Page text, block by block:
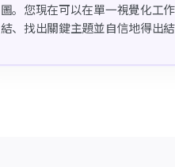
圖。您現在可以在單一視覺化工
結、找出關鍵主題並自信地得出